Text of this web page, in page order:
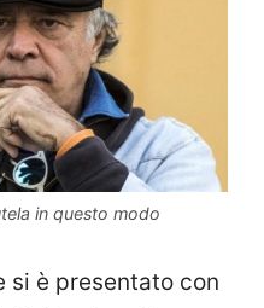
in questo modo
si è presentato con